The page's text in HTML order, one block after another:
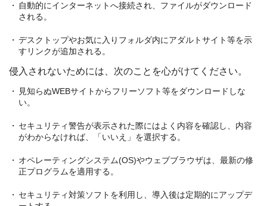
自動的にインターネットへ接続され、ファイルがダウンロード
される。
デスクトップやお気に入りフォルダ内にアダルトサイト等を示
すリンクが追加される。
侵入されないためには、次のことを心がけてください。
見知らぬWEBサイトからフリーソフト等をダウンロードしな
い。
セキュリティ警告が表示された際にはよく内容を確認し、内容
がわからなければ、「いいえ」を選択する。
オペレーティングシステム(OS)やウェブブラウザは、最新の修
正プログラムを適用する。
セキュリティ対策ソフトを利用し、導入後は定期的にアップデ